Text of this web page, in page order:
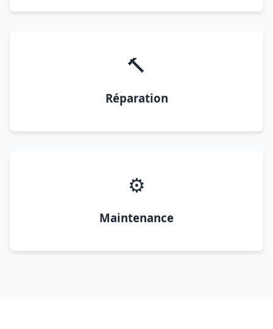
🔨
Réparation
⚙️
Maintenance